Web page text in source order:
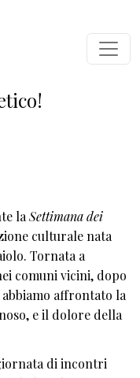
la Settimana dei
culturale nata
Tornata a
comuni vicini, dopo
affrontato la
e il dolore della
di incontri